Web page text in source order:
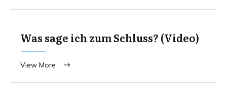
Was sage ich zum Schluss? (Video)
View More